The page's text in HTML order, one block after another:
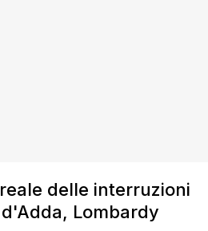
delle interruzioni
Lombardy